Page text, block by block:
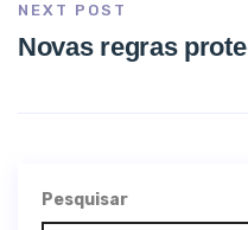
NEXT POST
Novas regras
Pesquisar